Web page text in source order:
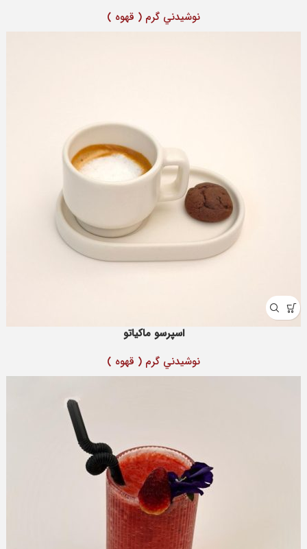
نوشيدني گرم ( قهوه )
اسپرسو ماکیاتو
نوشيدني گرم ( قهوه )